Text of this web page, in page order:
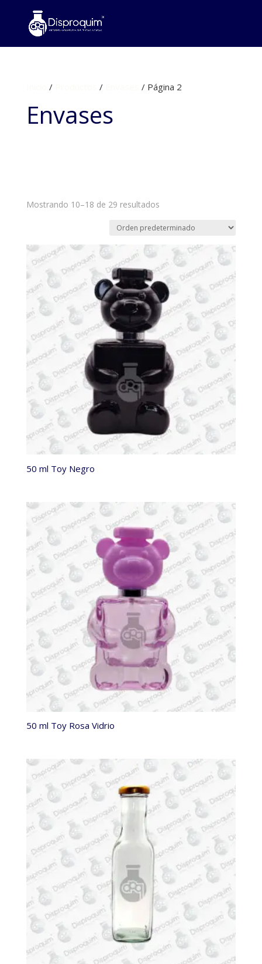
/ / / Página 2
Envases
Mostrando 10–18 de 29 resultados
50 ml Toy Negro
50 ml Toy Rosa Vidrio